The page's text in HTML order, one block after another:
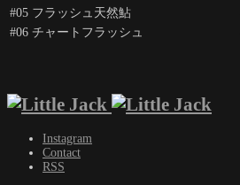
#05 フラッシュ天然鮎
#06 チャートフラッシュ
Instagram
Contact
RSS